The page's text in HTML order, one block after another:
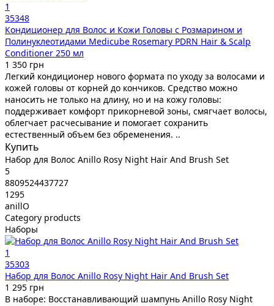
1
35348
Кондиционер для Волос и Кожи Головы с Розмарином и
Полинуклеотидами Medicube Rosemary PDRN Hair & Scalp
Conditioner 250 мл
1 350 грн
Легкий кондиционер нового формата по уходу за волосами и
кожей головы от корней до кончиков. Средство можно
наносить не только на длину, но и на кожу головы:
поддерживает комфорт прикорневой зоны, смягчает волосы,
облегчает расчесывание и помогает сохранить
естественный объем без обременения. ..
Купить
Набор для Волос Anillo Rosy Night Hair And Brush Set
5
8809524437727
1295
anillO
Category products
Наборы
1
35303
Набор для Волос Anillo Rosy Night Hair And Brush Set
1 295 грн
В наборе: Восстанавливающий шампунь Anillo Rosy Night